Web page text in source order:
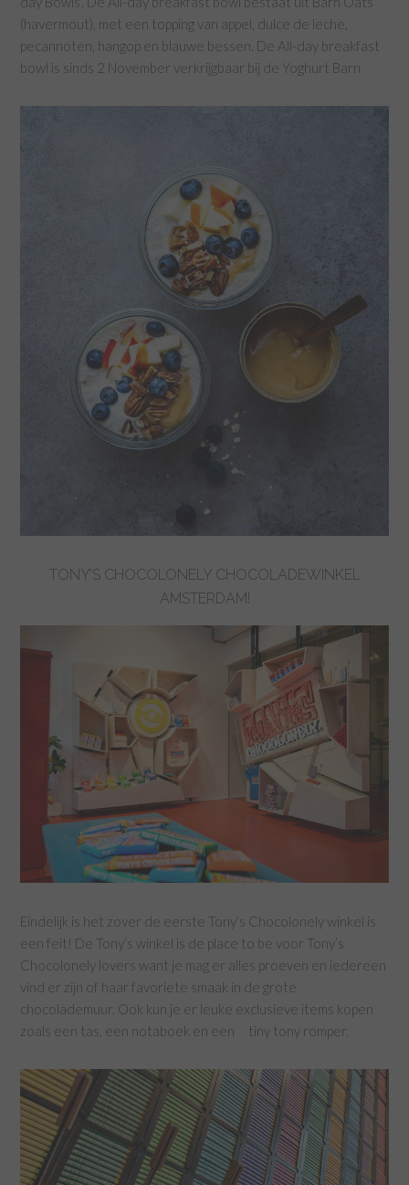
(havermout), met een topping van appel, dulce de leche,
pecannoten, hangop en blauwe bessen. De All-day breakfast
bowl is sinds 2 November verkrijgbaar bij de Yoghurt Barn
TONY’S CHOCOLONELY CHOCOLADEWINKEL
AMSTERDAM!
Eindelijk is het zover de eerste Tony’s Chocolonely winkel is
een feit! De Tony’s winkel is de place to be voor Tony’s
Chocolonely lovers want je mag er alles proeven en iedereen
vind er zijn of haar favoriete smaak in de grote
chocolademuur. Ook kun je er leuke exclusieve items kopen
zoals een tas, een notaboek en een tiny tony romper.